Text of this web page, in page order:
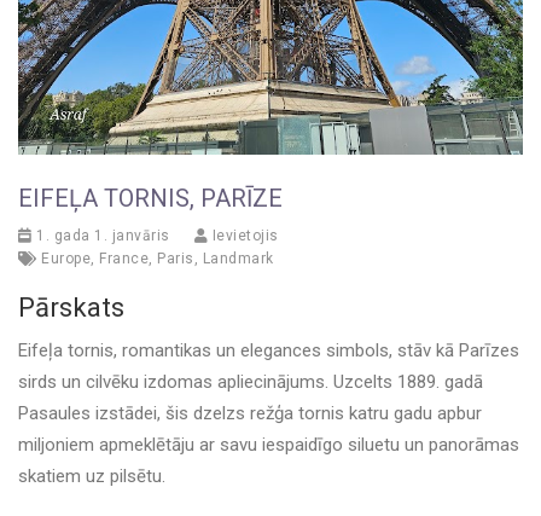
EIFEĻA TORNIS, PARĪZE
1. gada 1. janvāris
Ievietojis
Europe, France, Paris , Landmark
Pārskats
Eifeļa tornis, romantikas un elegances simbols, stāv kā Parīzes
sirds un cilvēku izdomas apliecinājums. Uzcelts 1889. gadā
Pasaules izstādei, šis dzelzs režģa tornis katru gadu apbur
miljoniem apmeklētāju ar savu iespaidīgo siluetu un panorāmas
skatiem uz pilsētu.